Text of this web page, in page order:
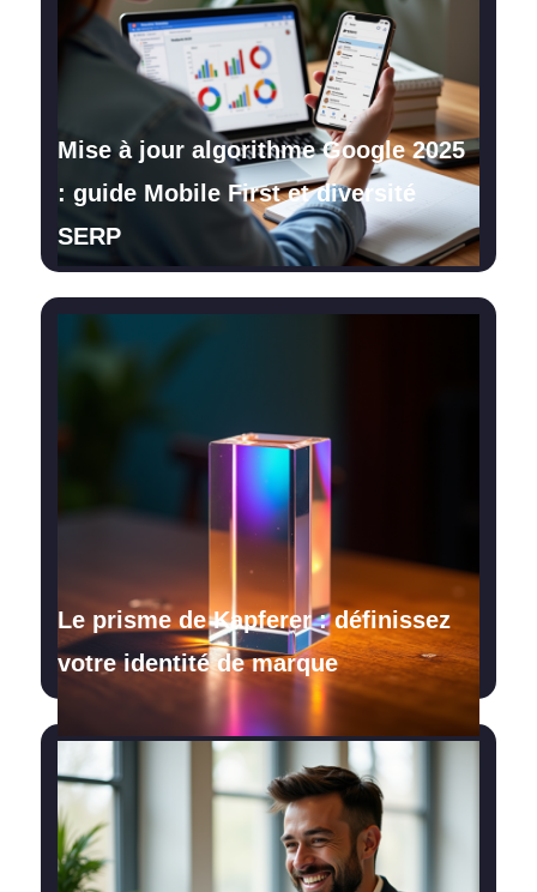
Mise à jour algorithme Google 2025
: guide Mobile First et diversité
SERP
Le prisme de Kapferer : définissez
votre identité de marque